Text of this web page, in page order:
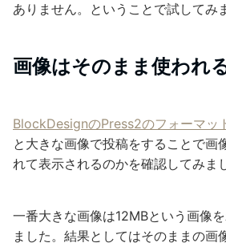
ありません。ということで試してみ
画像はそのまま使われ
BlockDesignのPress2のフォーマッ
と大きな画像で投稿をすることで画
れて表示されるのかを確認してみま
一番大きな画像は12MBという画像
ました。結果としてはそのままの画